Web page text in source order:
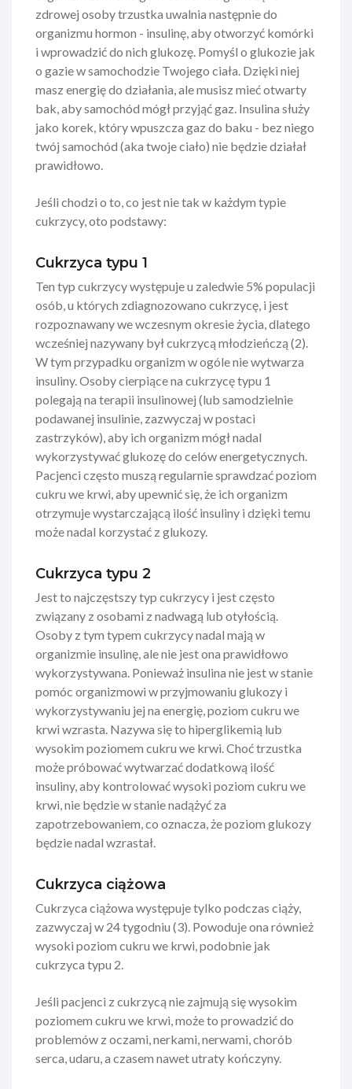
zdrowej osoby trzustka uwalnia następnie do
organizmu hormon - insulinę, aby otworzyć komórki
i wprowadzić do nich glukozę. Pomyśl o glukozie jak
o gazie w samochodzie Twojego ciała. Dzięki niej
masz energię do działania, ale musisz mieć otwarty
bak, aby samochód mógł przyjąć gaz. Insulina służy
jako korek, który wpuszcza gaz do baku - bez niego
twój samochód (aka twoje ciało) nie będzie działał
prawidłowo.
Jeśli chodzi o to, co jest nie tak w każdym typie
cukrzycy, oto podstawy:
Cukrzyca typu 1
Ten typ cukrzycy występuje u zaledwie 5% populacji
osób, u których zdiagnozowano cukrzycę, i jest
rozpoznawany we wczesnym okresie życia, dlatego
wcześniej nazywany był cukrzycą młodzieńczą (2).
W tym przypadku organizm w ogóle nie wytwarza
insuliny. Osoby cierpiące na cukrzycę typu 1
polegają na terapii insulinowej (lub samodzielnie
podawanej insulinie, zazwyczaj w postaci
zastrzyków), aby ich organizm mógł nadal
wykorzystywać glukozę do celów energetycznych.
Pacjenci często muszą regularnie sprawdzać poziom
cukru we krwi, aby upewnić się, że ich organizm
otrzymuje wystarczającą ilość insuliny i dzięki temu
może nadal korzystać z glukozy.
Cukrzyca typu 2
Jest to najczęstszy typ cukrzycy i jest często
związany z osobami z nadwagą lub otyłością.
Osoby z tym typem cukrzycy nadal mają w
organizmie insulinę, ale nie jest ona prawidłowo
wykorzystywana. Ponieważ insulina nie jest w stanie
pomóc organizmowi w przyjmowaniu glukozy i
wykorzystywaniu jej na energię, poziom cukru we
krwi wzrasta. Nazywa się to hiperglikemią lub
wysokim poziomem cukru we krwi. Choć trzustka
może próbować wytwarzać dodatkową ilość
insuliny, aby kontrolować wysoki poziom cukru we
krwi, nie będzie w stanie nadążyć za
zapotrzebowaniem, co oznacza, że poziom glukozy
będzie nadal wzrastał.
Cukrzyca ciążowa
Cukrzyca ciążowa występuje tylko podczas ciąży,
zazwyczaj w 24 tygodniu (3). Powoduje ona również
wysoki poziom cukru we krwi, podobnie jak
cukrzyca typu 2.
Jeśli pacjenci z cukrzycą nie zajmują się wysokim
poziomem cukru we krwi, może to prowadzić do
problemów z oczami, nerkami, nerwami, chorób
serca, udaru, a czasem nawet utraty kończyny.